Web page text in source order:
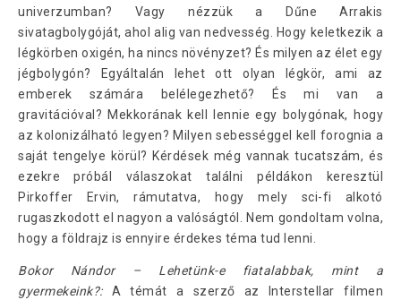
univerzumban? Vagy nézzük a Dűne Arrakis
sivatagbolygóját, ahol alig van nedvesség. Hogy keletkezik a
légkörben oxigén, ha nincs növényzet? És milyen az élet egy
jégbolygón? Egyáltalán lehet ott olyan légkör, ami az
emberek számára belélegezhető? És mi van a
gravitációval? Mekkorának kell lennie egy bolygónak, hogy
az kolonizálható legyen? Milyen sebességgel kell forognia a
saját tengelye körül? Kérdések még vannak tucatszám, és
ezekre próbál válaszokat találni példákon keresztül
Pirkoffer Ervin, rámutatva, hogy mely sci-fi alkotó
rugaszkodott el nagyon a valóságtól. Nem gondoltam volna,
hogy a földrajz is ennyire érdekes téma tud lenni.
Bokor Nándor – Lehetünk-e fiatalabbak, mint a
gyermekeink?: A témát a szerző az Interstellar filmen